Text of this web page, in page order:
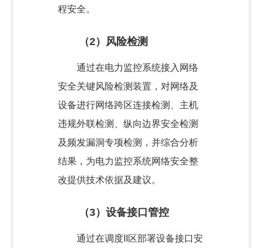
程安全。
（2）风险检测
通过在电力监控系统接入网络
安全关键风险检测装置，对网络及
设备进行网络跨区连接检测、主机
违规外联检测、纵向边界安全检测
及频发漏洞专项检测，并综合分析
结果，为电力监控系统网络安全整
改提供技术依据及建议。
（3）设备接口管控
通过在调度II区部署设备接口安